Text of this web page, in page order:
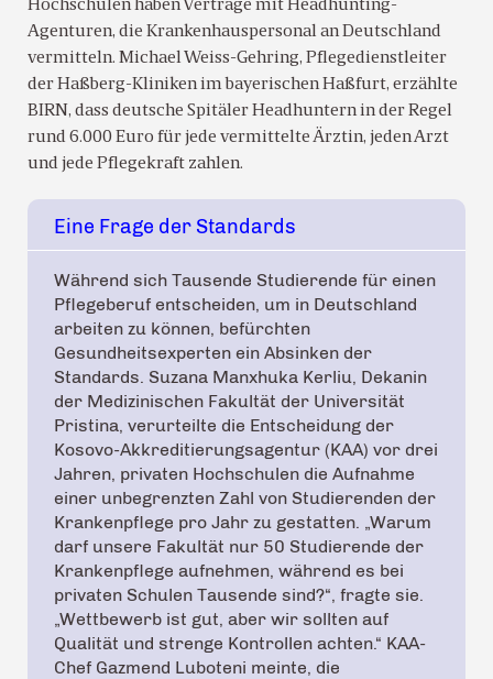
Hochschulen haben Verträge mit Headhunting-
Agenturen, die Krankenhauspersonal an Deutschland
vermitteln. Michael Weiss-Gehring, Pflegedienstleiter
der Haßberg-Kliniken im bayerischen Haßfurt, erzählte
BIRN, dass deutsche Spitäler Headhuntern in der Regel
rund 6.000 Euro für jede vermittelte Ärztin, jeden Arzt
und jede Pflegekraft zahlen.
Eine Frage der Standards
Während sich Tausende Studierende für einen
Pflegeberuf entscheiden, um in Deutschland
arbeiten zu können, befürchten
Gesundheitsexperten ein Absinken der
Standards. Suzana Manxhuka Kerliu, Dekanin
der Medizinischen Fakultät der Universität
Pristina, verurteilte die Entscheidung der
Kosovo-Akkreditierungsagentur (KAA) vor drei
Jahren, privaten Hochschulen die Aufnahme
einer unbegrenzten Zahl von Studierenden der
Krankenpflege pro Jahr zu gestatten. „Warum
darf unsere Fakultät nur 50 Studierende der
Krankenpflege aufnehmen, während es bei
privaten Schulen Tausende sind?“, fragte sie.
„Wettbewerb ist gut, aber wir sollten auf
Qualität und strenge Kontrollen achten.“ KAA-
Chef Gazmend Luboteni meinte, die